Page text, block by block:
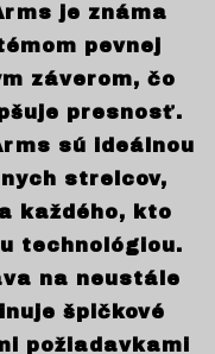
je známa
pevnej
záverom, čo
presnosť.
sú ideálnou
strelcov,
každého, kto
technológiou.
na neustále
špičkové
požiadavkami